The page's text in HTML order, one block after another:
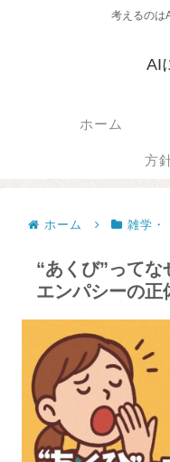
考えるのは
AI
ホーム
方
ホーム 雑学・
“あくび”って
エンパシーの正